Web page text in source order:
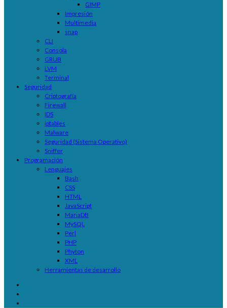
GIMP
Impresión
Multimedia
snap
CLI
Consola
GRUB
LVM
Terminal
Seguridad
Criptografía
Firewall
IDS
iptables
Malware
Seguridad (Sistema Operativo)
Sniffer
Programación
Lenguajes
Bash
CSS
HTML
JavaScript
MariaDB
MySQL
Perl
PHP
Phyton
XML
Herramientas de desarrollo